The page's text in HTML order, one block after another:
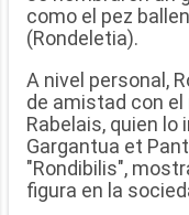
como el pez
(Rondeletia).
A nivel personal,
de amistad con
Rabelais, quien lo
Gargantua et
"Rondibilis",
figura en la